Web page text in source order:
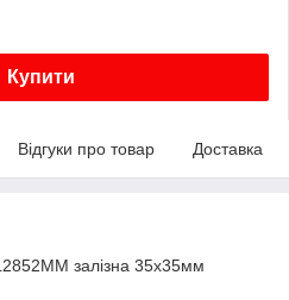
Купити
Відгуки про товар Доставка
залізна 35х35мм